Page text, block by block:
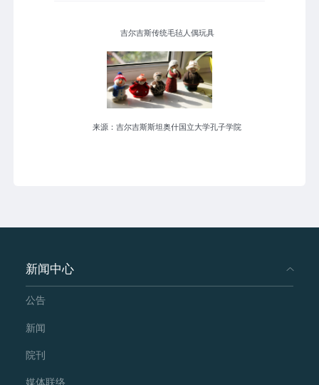
吉尔吉斯传统毛毡人偶玩具
来源：吉尔吉斯斯坦奥什国立大学孔子学院
新闻中心
公告
新闻
院刊
媒体联络